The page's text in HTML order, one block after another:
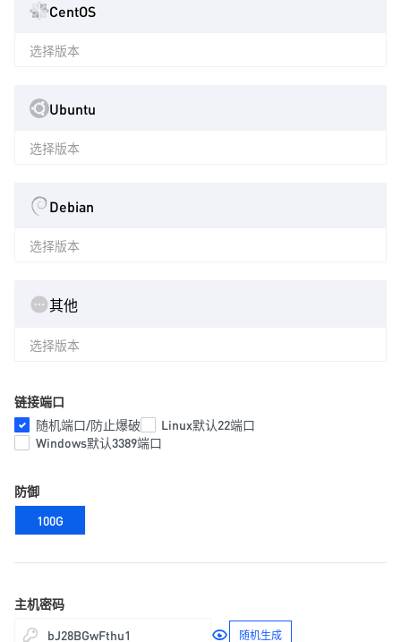
CentOS
选择版本
Ubuntu
选择版本
Debian
选择版本
其他
选择版本
链接端口
随机端口/防止爆破
Linux默认22端口
Windows默认3389端口
防御
100G
主机密码
随机生成